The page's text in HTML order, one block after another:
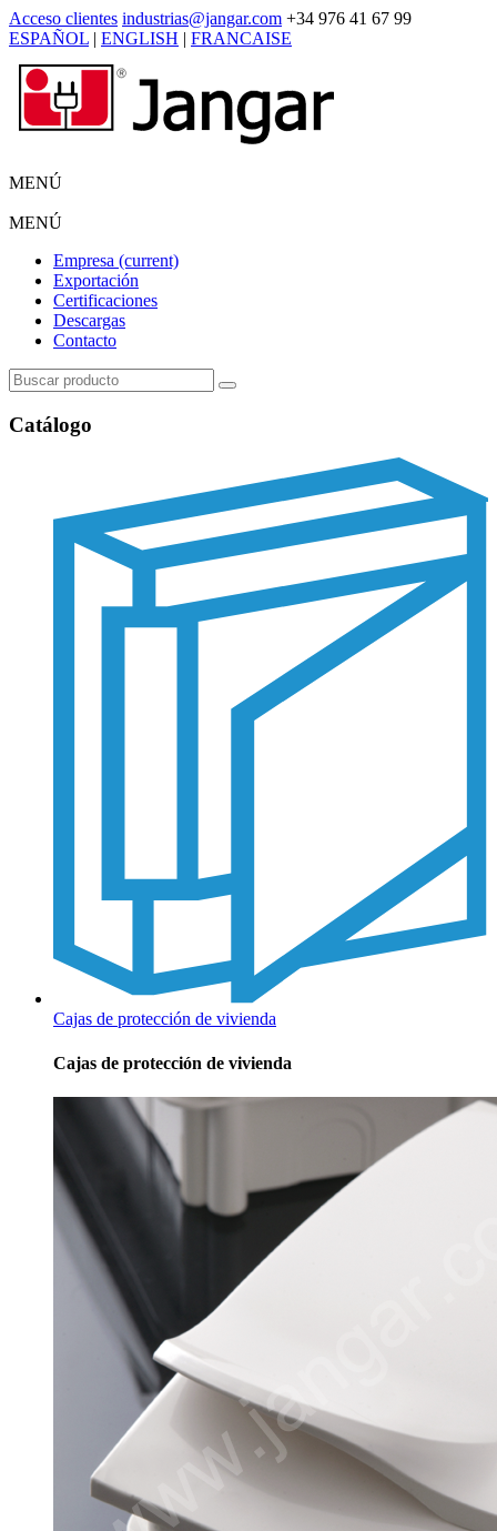
Acceso clientes industrias@jangar.com +34 976 41 67 99
ESPAÑOL | ENGLISH | FRANCAISE
MENÚ
MENÚ
Empresa (current)
Exportación
Certificaciones
Descargas
Contacto
Catálogo
Cajas de protección de vivienda
Cajas de protección de vivienda